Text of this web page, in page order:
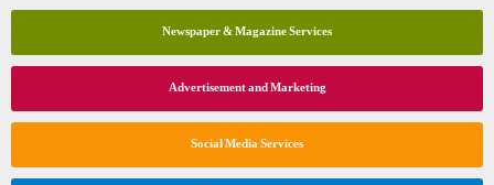
Newspaper & Magazine Services
Advertisement and Marketing
Social Media Services